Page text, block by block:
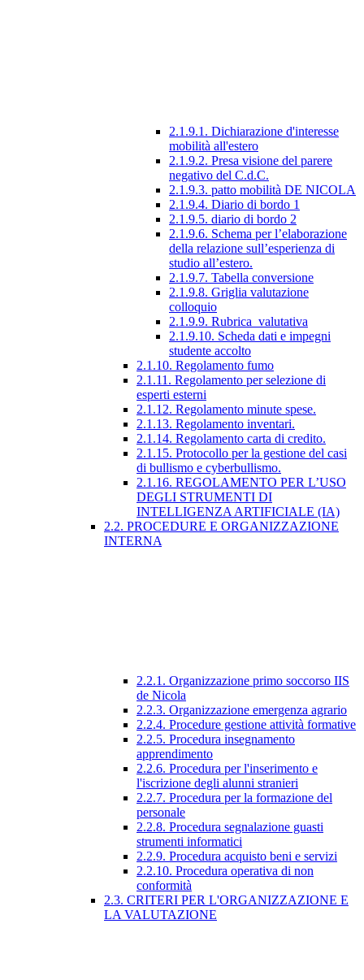
2.1.9.1. Dichiarazione d'interesse
mobilità all'estero
2.1.9.2. Presa visione del parere
negativo del C.d.C.
2.1.9.3. patto mobilità DE NICOLA
2.1.9.4. Diario di bordo 1
2.1.9.5. diario di bordo 2
2.1.9.6. Schema per l’elaborazione
della relazione sull’esperienza di
studio all’estero.
2.1.9.7. Tabella conversione
2.1.9.8. Griglia valutazione
colloquio
2.1.9.9. Rubrica_valutativa
2.1.9.10. Scheda dati e impegni
studente accolto
2.1.10. Regolamento fumo
2.1.11. Regolamento per selezione di
esperti esterni
2.1.12. Regolamento minute spese.
2.1.13. Regolamento inventari.
2.1.14. Regolamento carta di credito.
2.1.15. Protocollo per la gestione del casi
di bullismo e cyberbullismo.
2.1.16. REGOLAMENTO PER L’USO
DEGLI STRUMENTI DI
INTELLIGENZA ARTIFICIALE (IA)
2.2. PROCEDURE E ORGANIZZAZIONE
INTERNA
2.2.1. Organizzazione primo soccorso IIS
de Nicola
2.2.3. Organizzazione emergenza agrario
2.2.4. Procedure gestione attività formative
2.2.5. Procedura insegnamento
apprendimento
2.2.6. Procedura per l'inserimento e
l'iscrizione degli alunni stranieri
2.2.7. Procedura per la formazione del
personale
2.2.8. Procedura segnalazione guasti
strumenti informatici
2.2.9. Procedura acquisto beni e servizi
2.2.10. Procedura operativa di non
conformità
2.3. CRITERI PER L'ORGANIZZAZIONE E
LA VALUTAZIONE